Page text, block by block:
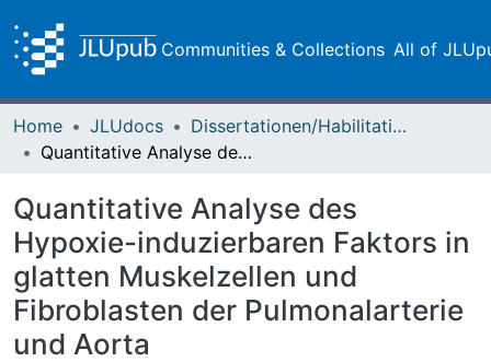
Communities & Collections All of
Home JLUdocs
Dissertationen/Habilitationen
Quantitative Analyse des Hypoxie-induzierbaren Faktors in glatten Muskelzellen und Fibroblasten der Pulmonalarterie und Aorta
Quantitative Analyse des
Hypoxie-induzierbaren Faktors in
glatten Muskelzellen und
Fibroblasten der Pulmonalarterie
und Aorta